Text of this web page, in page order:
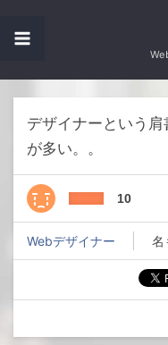
デザイナーという
が多い。。
10
Webデザイナー 名